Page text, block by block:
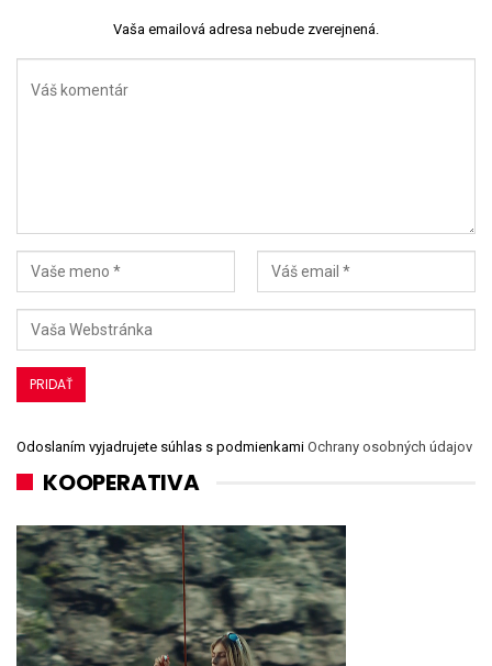
Vaša emailová adresa nebude zverejnená.
Odoslaním vyjadrujete súhlas s podmienkami Ochrany osobných údajov
KOOPERATIVA